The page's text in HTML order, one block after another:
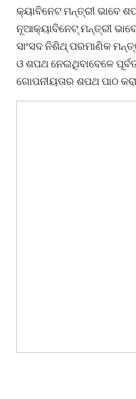
କ୍ୟାବିନେଟ ମନ୍ତ୍ରୀ ଭାବେ
ନୂଆକ୍ୟାବିନେଟ୍ ମନ୍ତ୍ରୀ
ସାଂସଦ ନିଶିଥ୍ ପରମାଣିକ
ଓ ଶପଥ ନେଇଥିବାବେଳେ
ଗୋପନୀୟତାର ଶପଥ ପାଠ